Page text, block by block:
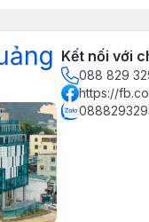
Kết nối với
088 829
https://